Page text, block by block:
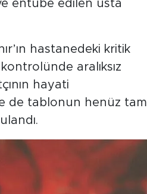
entübe edilen usta
hastanedeki kritik
aralıksız
hayati
de tablonun henüz tam